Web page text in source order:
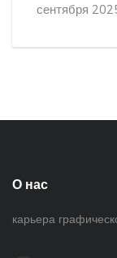
сентября
О нас
карьера